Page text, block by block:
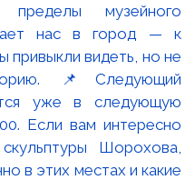
музейного
нас в город — к
привыкли видеть, но не
📌Следующий
уже в следующую
Если вам интересно
Шорохова,
в этих местах и какие